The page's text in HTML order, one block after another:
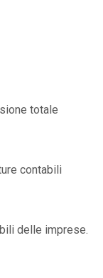
totale
contabili
delle imprese.